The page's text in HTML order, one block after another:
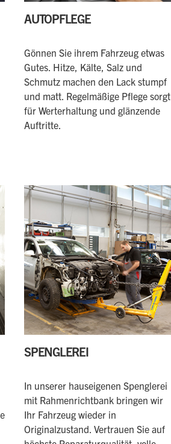
AUTOPFLEGE
Gönnen Sie ihrem Fahrzeug etwas
Gutes. Hitze, Kälte, Salz und
Schmutz machen den Lack stumpf
und matt. Regelmäßige Pflege sorgt
für Werterhaltung und glänzende
Auftritte.
SPENGLEREI
In unserer hauseigenen Spenglerei
mit Rahmenrichtbank bringen wir
Ihr Fahrzeug wieder in
Originalzustand. Vertrauen Sie auf